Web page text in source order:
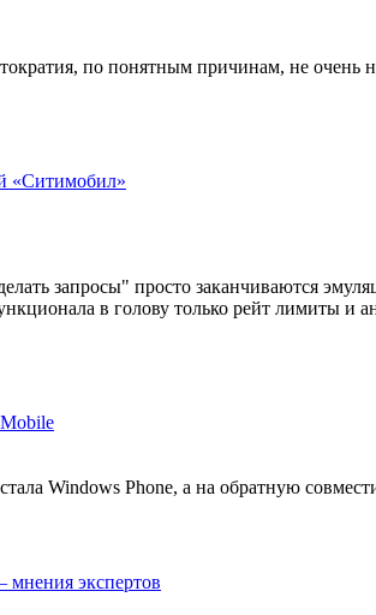
по понятным причинам, не
«Ситимобил»
запросы" просто заканчиваются
в голову только рейт лимиты и
Windows Phone, а на обратную
экспертов